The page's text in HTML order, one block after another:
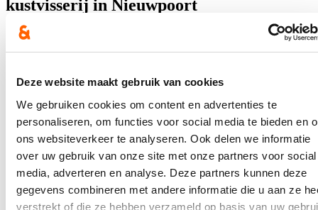
Deze website maakt gebruik van cookies
We gebruiken cookies om content en advertenties te
personaliseren, om functies voor social media te bieden en
ons websiteverkeer te analyseren. Ook delen we informatie
over uw gebruik van onze site met onze partners voor social
media, adverteren en analyse. Deze partners kunnen deze
gegevens combineren met andere informatie die u aan ze
verstrekt of die ze hebben verzameld op basis van uw
kustvisserij in Nieuwpoort
19/06/25
Ook de recente vergunning voor de garnaalvissers biedt meer
daarom een lans voor de kustvisserij, na een bezoek aan een
vaartuig, de vismijn en een gesprek met enkele vissers over hun
toekomst.
Lees meer
Zeevisserij
Minister Hilde Crevits vraagt Verenigd